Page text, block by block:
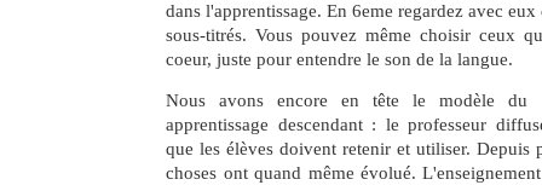
dans l'apprentissage. En 6eme regardez avec
sous-titrés. Vous pouvez même choisir ceux
coeur, juste pour entendre le son de la langue.
Nous avons encore en tête le modèle du
apprentissage descendant : le professeur
que les élèves doivent retenir et utiliser. Depuis
choses ont quand même évolué.